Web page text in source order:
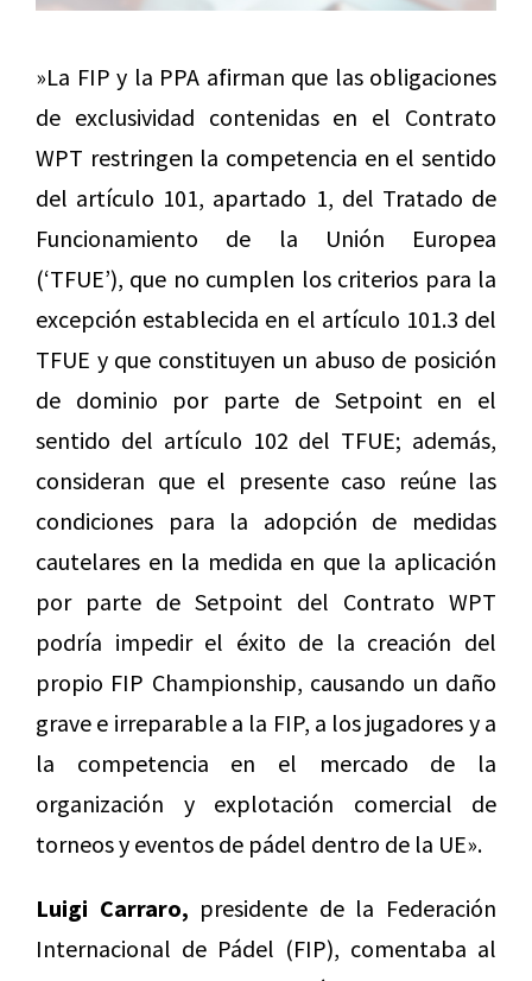
»La FIP y la PPA afirman que las obligaciones
de exclusividad contenidas en el Contrato
WPT restringen la competencia en el sentido
del artículo 101, apartado 1, del Tratado de
Funcionamiento de la Unión Europea
(‘TFUE’), que no cumplen los criterios para la
excepción establecida en el artículo 101.3 del
TFUE y que constituyen un abuso de posición
de dominio por parte de Setpoint en el
sentido del artículo 102 del TFUE; además,
consideran que el presente caso reúne las
condiciones para la adopción de medidas
cautelares en la medida en que la aplicación
por parte de Setpoint del Contrato WPT
podría impedir el éxito de la creación del
propio FIP Championship, causando un daño
grave e irreparable a la FIP, a los jugadores y a
la competencia en el mercado de la
organización y explotación comercial de
torneos y eventos de pádel dentro de la UE».
Luigi Carraro, presidente de la Federación
Internacional de Pádel (FIP), comentaba al